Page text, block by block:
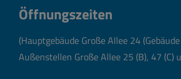
Öffnungszeiten
(Hauptgebäude Große Allee 24
Außenstellen Große Allee 25 (B), 47 (C)